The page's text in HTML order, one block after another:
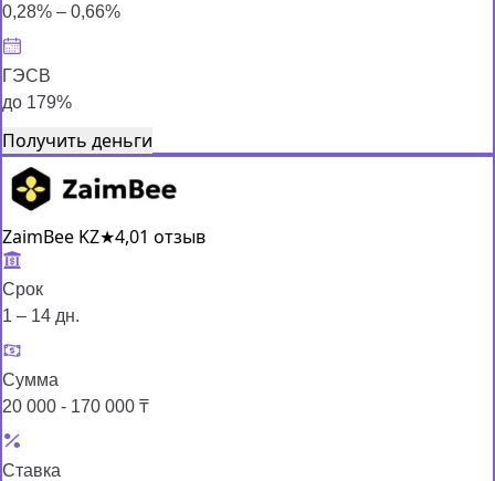
0,28% – 0,66%
ГЭСВ
до 179%
Получить деньги
ZaimBee KZ★4,01 отзыв
Срок
1 – 14 дн.
Сумма
20 000 - 170 000 ₸
Ставка